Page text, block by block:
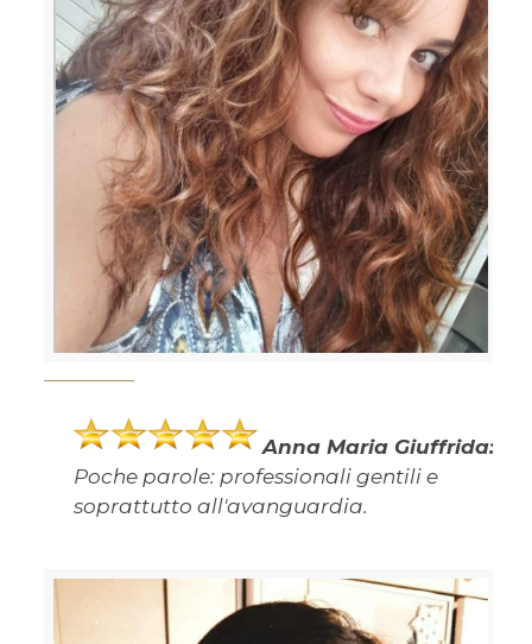
Anna Maria Giuffrida:
Poche parole: professionali gentili e
soprattutto all'avanguardia.